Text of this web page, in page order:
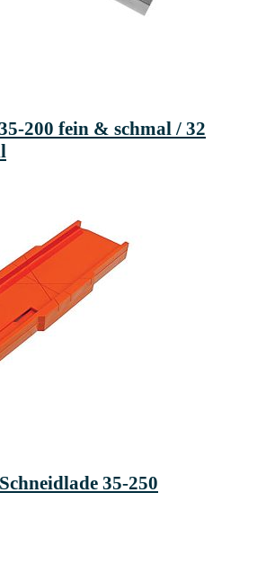
200 fein & schmal / 32
35-250